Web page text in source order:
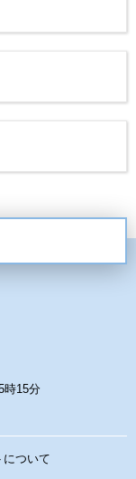
時15分
について